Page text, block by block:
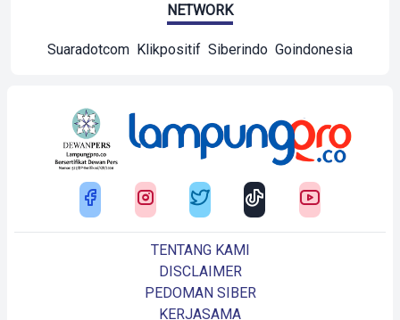
NETWORK
Suaradotcom Klikpositif Siberindo Goindonesia
TENTANG KAMI
DISCLAIMER
PEDOMAN SIBER
KERJASAMA